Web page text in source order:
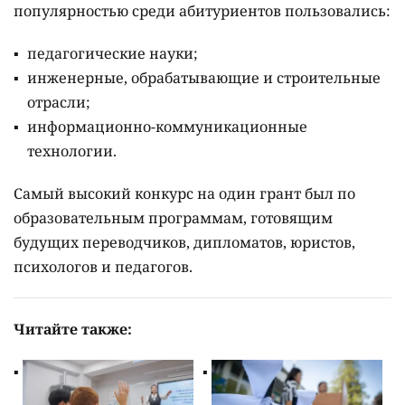
популярностью среди абитуриентов пользовались:
педагогические науки;
инженерные, обрабатывающие и строительные
отрасли;
информационно-коммуникационные
технологии.
Самый высокий конкурс на один грант был по
образовательным программам, готовящим
будущих переводчиков, дипломатов, юристов,
психологов и педагогов.
Читайте также: